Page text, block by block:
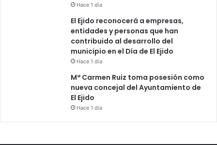
Hace 1 día
El Ejido reconocerá a empresas,
entidades y personas que han
contribuido al desarrollo del
municipio en el Día de El Ejido
Hace 1 día
Mª Carmen Ruiz toma posesión como
nueva concejal del Ayuntamiento de
El Ejido
Hace 1 día